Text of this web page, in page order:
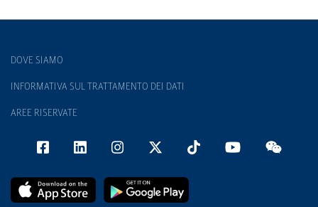
DOVE SIAMO
INFORMATIVA SUL TRATTAMENTO DEI DATI
AREE RISERVATE